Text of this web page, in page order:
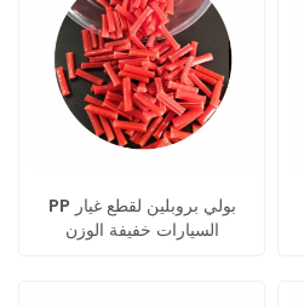
PP بولي بروبلين لقطع غيار
السيارات خفيفة الوزن